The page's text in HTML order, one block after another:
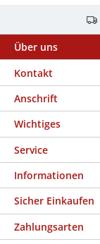
Über uns
Kontakt
Anschrift
Wichtiges
Service
Informationen
Sicher Einkaufen
Zahlungsarten